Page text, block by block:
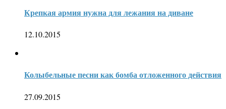
Крепкая армия нужна для лежания на диване
12.10.2015
Колыбельные песни как бомба отложенного действия
27.09.2015